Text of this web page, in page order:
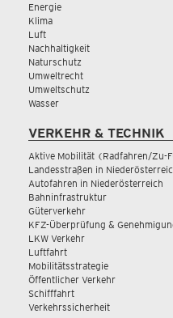
Energie
Klima
Luft
Nachhaltigkeit
Naturschutz
Umweltrecht
Umweltschutz
Wasser
VERKEHR & TECHNIK
Aktive Mobilität (Radfahren/Zu-
Landesstraßen in
Autofahren in Niederösterreich
Bahninfrastruktur
Güterverkehr
KFZ-Überprüfung &
LKW Verkehr
Luftfahrt
Mobilitätsstrategie
Öffentlicher Verkehr
Schifffahrt
Verkehrssicherheit